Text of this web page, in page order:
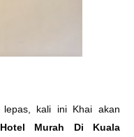
kali ini Khai akan
Murah Di Kuala